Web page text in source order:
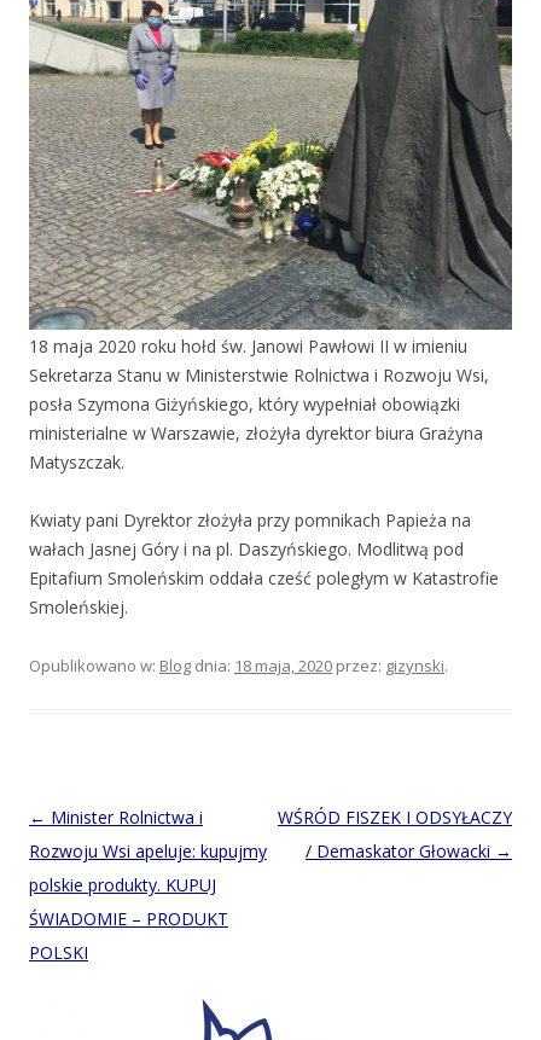
18 maja 2020 roku hołd św. Janowi Pawłowi II w imieniu
Sekretarza Stanu w Ministerstwie Rolnictwa i Rozwoju Wsi,
posła Szymona Giżyńskiego, który wypełniał obowiązki
ministerialne w Warszawie, złożyła dyrektor biura Grażyna
Matyszczak.
Kwiaty pani Dyrektor złożyła przy pomnikach Papieża na
wałach Jasnej Góry i na pl. Daszyńskiego. Modlitwą pod
Epitafium Smoleńskim oddała cześć poległym w Katastrofie
Smoleńskiej.
Opublikowano w: Blog dnia: 18 maja, 2020 przez: gizynski.
Post
navigation
← Minister Rolnictwa i
Rozwoju Wsi apeluje: kupujmy
polskie produkty. KUPUJ
ŚWIADOMIE – PRODUKT
POLSKI
WŚRÓD FISZEK I ODSYŁACZY
/ Demaskator Głowacki →